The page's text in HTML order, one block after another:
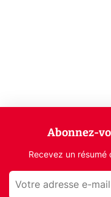
Abonnez-
Recevez un